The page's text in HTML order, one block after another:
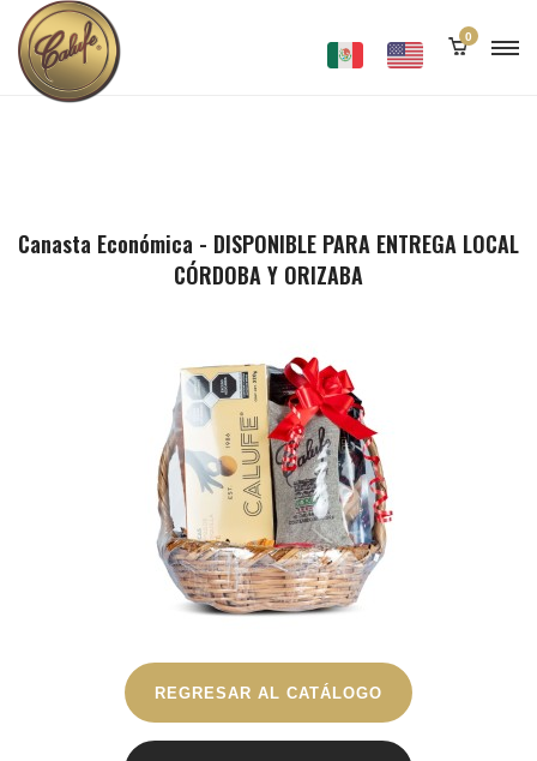
0
Canasta Económica - DISPONIBLE PARA ENTREGA LOCAL
CÓRDOBA Y ORIZABA
REGRESAR AL CATÁLOGO